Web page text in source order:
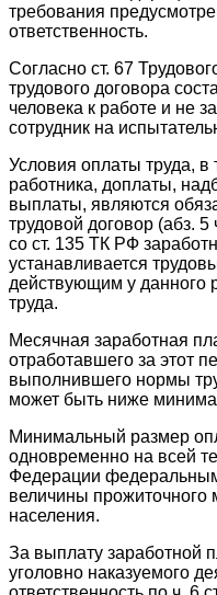
требования
ответственность.
Согласно ст. 67
трудового договора
человека к работе и не
сотрудник на
Условия оплаты труда, в
работника, доплаты,
выплаты, являются
трудовой договор (абз.
со ст. 135 ТК РФ
устанавливается
действующим у данного
труда.
Месячная заработная
отработавшего за этот
выполнившего нормы
может быть ниже
Минимальный размер
одновременно на всей
Федерации
величины прожиточного
населения.
За выплату заработной
уголовно наказуемого